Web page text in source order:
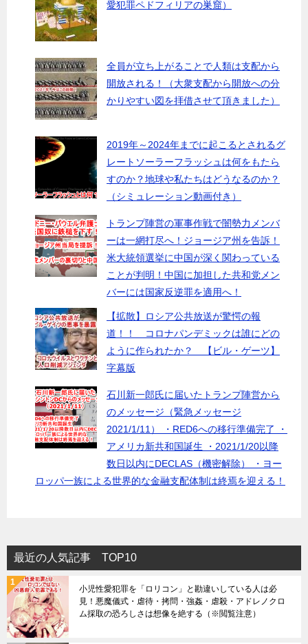
愛犯罪ペドフィリアの巣窟）
全員が立ち上がることで人類は支配から
開放される！（大衆支配から開放への分
かりやすい図を拝借させて頂きました）
2019年～2024年までに起こるとされるグ
レートソーラーフラッシュは何をもたら
すのか？地球や私たちはどうなるのか？
（シミュレーション動画付き）
トランプ陣営の軍事作戦で闇勢力メンバ
ーは一網打尽へ！ジョージア州を告訴！
米大統領選挙に中国が深く関わっている
ことが判明！中国に加担した共和党メン
バーには国家反逆罪を適用へ！
【拡散】ロシア公共放送が驚愕の報
道！！ コロナパンデミックは誰にどの
ように作られたか？ 【ビル・ゲーツ】
字幕版
石川新一郎氏に届いたトランプ陣営から
のメッセージ（緊急メッセージ
2021/1/11） ・RED6への移行準備完了 ・
アメリカ新共和国誕生 ・2021/1/20以降
数日以内にDECLAS（機密解除） ・ヨー
ロッパ一族による世界的な金融支配体制は終焉を迎える！
最近の人気記事 TOP10
小児性愛犯罪を「ロリコン」と勘違いしている人は必
見！悪魔儀式・虐待・拷問・強姦・虐殺・アドレノクロ
ム採取の恐ろしさは想像を絶する（※閲覧注意）